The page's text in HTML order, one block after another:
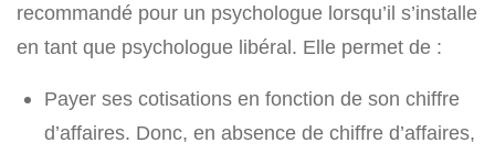
recommandé pour un psychologue lorsqu’il s’installe
en tant que psychologue libéral. Elle permet de :
Payer ses cotisations en fonction de son chiffre
d’affaires. Donc, en absence de chiffre d’affaires,